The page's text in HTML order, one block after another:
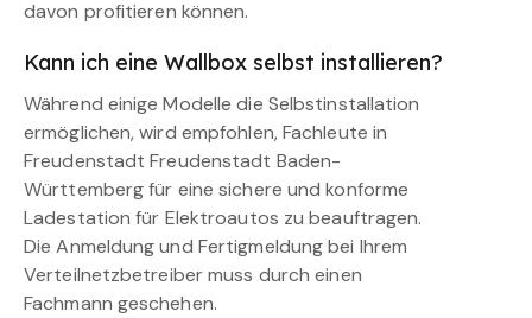
davon profitieren können.
Kann ich eine Wallbox selbst installieren?
Während einige Modelle die Selbstinstallation
ermöglichen, wird empfohlen, Fachleute in
Freudenstadt Freudenstadt Baden-
Württemberg für eine sichere und konforme
Ladestation für Elektroautos zu beauftragen.
Die Anmeldung und Fertigmeldung bei Ihrem
Verteilnetzbetreiber muss durch einen
Fachmann geschehen.